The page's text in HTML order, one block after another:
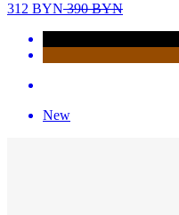
312 BYN390BYN
New